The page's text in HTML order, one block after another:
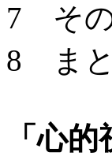
7 その
8 ま
「心